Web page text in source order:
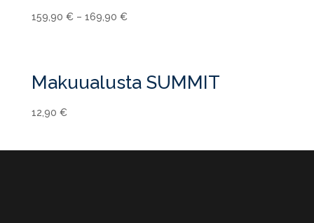
159,90 € – 169,90 €
Makuualusta SUMMIT
12,90 €